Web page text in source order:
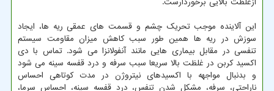
این آلاینده موجب تحریک چشم و قسمت های عمقی ریه ها، ایجاد
سوزش در ریه ها همین طور سبب کاهش میزان مقاومت سیستم
تنفسی در مقابل بیماری هایی مانند آنفولانزا می شود. تماس با دی
اکسید کربن در غلظت بالا سریعا سبب سرفه و درد قفسه سینه می شود
و بدنبال مواجهه با اکسیدهای نیتروژن در مدت کوتاهی احساس
ناراحتی، سرفه، مشکل شدن تنفس، درد قفسه سینه، احساس سرما،